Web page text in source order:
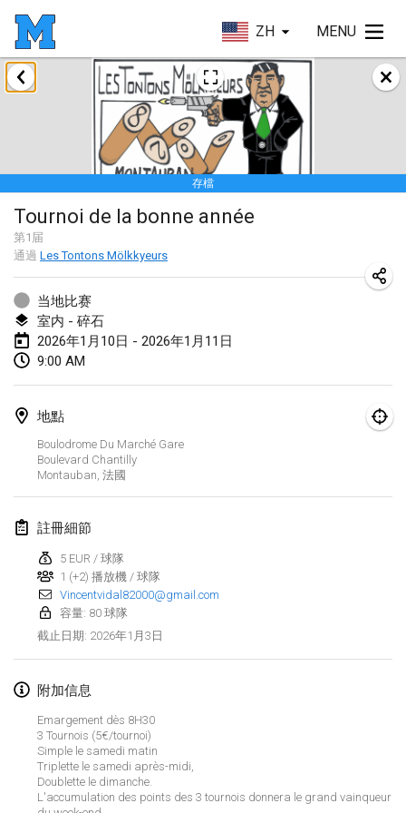
ZH MENU
Mölkk Your World
显示列表
存檔
Tournoi de la bonne année
第1 届
通過 Les Tontons Mölkkyeurs
当地比赛
室内 - 碎石
2026年1月10日 - 2026年1月11日
9:00 AM
地點
Boulodrome Du Marché Gare
Boulevard Chantilly
Montauban 法國
註冊細節
5 EUR / 球隊
1 (+2) 播放機 / 球隊
Vincentvidal82000@gmail.com
容量: 80 球隊
截止日期: 2026年1月3日
附加信息
Emargement dès 8H30
3 Tournois (5€/tournoi)
Simple le samedi matin
Triplette le samedi après-midi,
Doublette le dimanche.
L'accumulation des points des 3 tournois donnera le grand vainqueur
2026年1月
Tournoi de la bonne année
2026年1月10日|法國
Open de Boulay Triplette
2026年1月17日|法國
Concours de Honnelles
2026年1月18日|比利時
Tournoi de Mölkky - Lesfous Dubâtonvaigeois
2026年1月31日|法國
2026年2月1日
Indoor Polish Open 2026 - Doubles
2026年2月7日
Lazala Indoor Cup ZMGZEG
2026年2月7日|匈牙利
Indoor Polish Open 2026 - Singles
StranaMölkky
2026年2月14日|意大利
GB Master
2026年2月21日|
显示168个